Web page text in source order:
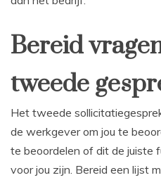
Bereid
tweede
Het tweede
de werkgever om jou te
te beoordelen of dit de juiste
voor jou zijn. Bereid een lijst